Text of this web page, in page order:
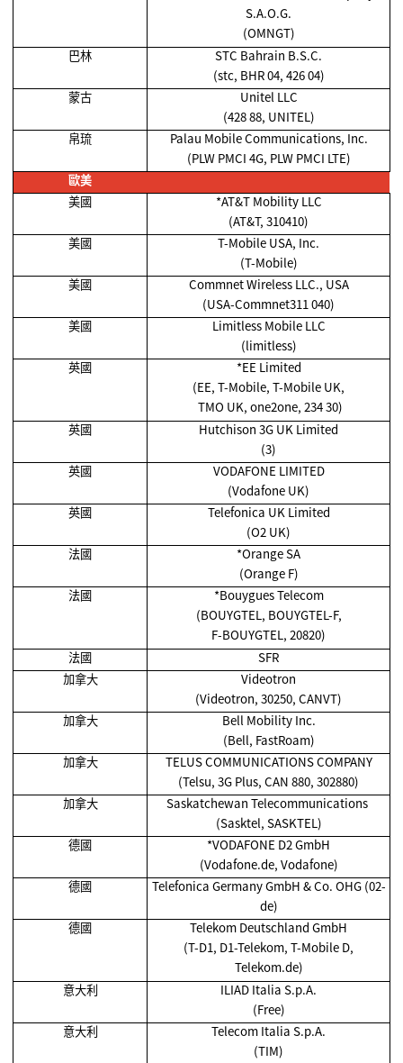
S.A.O.G.
(OMNGT)
巴林
STC Bahrain B.S.C.
(stc, BHR 04, 426 04)
蒙古
Unitel LLC
(428 88, UNITEL)
帛琉
Palau Mobile Communications, Inc.
(PLW PMCI 4G, PLW PMCI LTE)
歐美
美國
*AT&T Mobility LLC
(AT&T, 310410)
美國
T-Mobile USA, Inc.
(T-Mobile)
美國
Commnet Wireless LLC., USA
(USA-Commnet311 040)
美國
Limitless Mobile LLC
(limitless)
英國
*EE Limited
(EE, T-Mobile, T-Mobile UK,
TMO UK, one2one, 234 30)
英國
Hutchison 3G UK Limited
(3)
英國
VODAFONE LIMITED
(Vodafone UK)
英國
Telefonica UK Limited
(O2 UK)
法國
*Orange SA
(Orange F)
法國
*Bouygues Telecom
(BOUYGTEL, BOUYGTEL-F,
F-BOUYGTEL, 20820)
法國
SFR
加拿大
Videotron
(Videotron, 30250, CANVT)
加拿大
Bell Mobility Inc.
(Bell, FastRoam)
加拿大
TELUS COMMUNICATIONS COMPANY
(Telsu, 3G Plus, CAN 880, 302880)
加拿大
Saskatchewan Telecommunications
(Sasktel, SASKTEL)
德國
*VODAFONE D2 GmbH
(Vodafone.de, Vodafone)
德國
Telefonica Germany GmbH & Co. OHG (02-
de)
德國
Telekom Deutschland GmbH
(T-D1, D1-Telekom, T-Mobile D,
Telekom.de)
意大利
ILIAD Italia S.p.A.
(Free)
意大利
Telecom Italia S.p.A.
(TIM)